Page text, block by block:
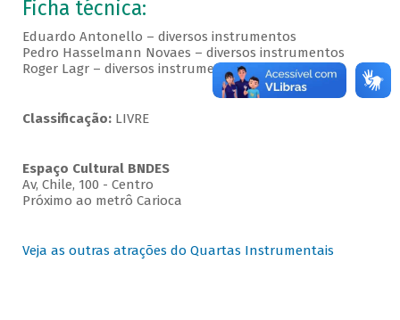
Ficha técnica:
Eduardo Antonello – diversos instrumentos
Pedro Hasselmann Novaes – diversos instrumentos
Roger Lagr – diversos instrumentos
Classificação:LIVRE
Espaço Cultural BNDES
Av, Chile, 100 - Centro
Próximo ao metrô Carioca
Veja as outras atrações do Quartas Instrumentais